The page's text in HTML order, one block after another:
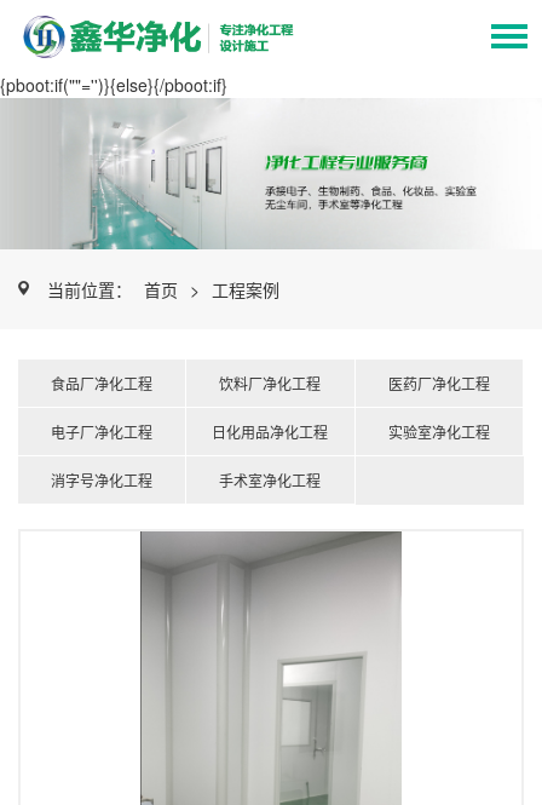
{pboot:if(""='')}{else}{/pboot:if}
当前位置： 首页 > 工程案例
食品厂净化工程 饮料厂净化工程 医药厂净化工程
电子厂净化工程 日化用品净化工程 实验室净化工程
消字号净化工程 手术室净化工程